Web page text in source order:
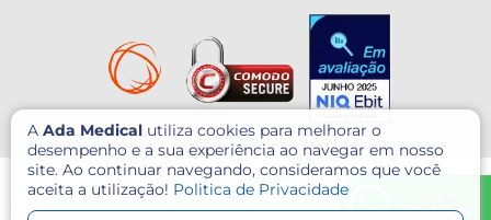
WhatsApp
A Ada Medical utiliza cookies para melhorar o
desempenho e a sua experiência ao navegar em nosso
site. Ao continuar navegando, consideramos que você
aceita a utilização! Politica de Privacidade
© 2026 - Ada Medical - Todos direitos reservados.
Este site é protegido por reCAPTCHA e o GooglePolítica de Privacidade
Termos de serviçose aplicam.